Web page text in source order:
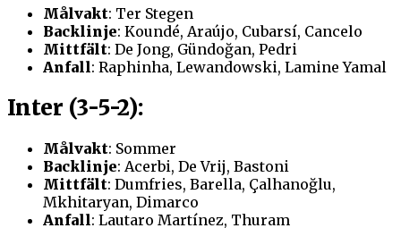
Målvakt: Ter Stegen
Backlinje: Koundé, Araújo, Cubarsí, Cancelo
Mittfält: De Jong, Gündoğan, Pedri
Anfall: Raphinha, Lewandowski, Lamine Yamal
Inter (3-5-2):
Målvakt: Sommer
Backlinje: Acerbi, De Vrij, Bastoni
Mittfält: Dumfries, Barella, Çalhanoğlu,
Mkhitaryan, Dimarco
Anfall: Lautaro Martínez, Thuram